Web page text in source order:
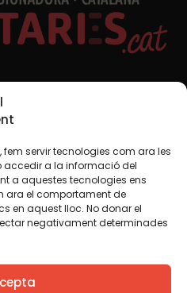
fem servir tecnologies com ara les
a la informació del
a aquestes tecnologies ens
ara el comportament de
en aquest lloc. No donar el
negativament determinades
IN
de compartir. Per això
Commons, llevat que en